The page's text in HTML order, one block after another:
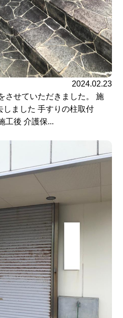
2024.02.23
させていただきました。 施
ました 手すりの柱取付
後 介護保...